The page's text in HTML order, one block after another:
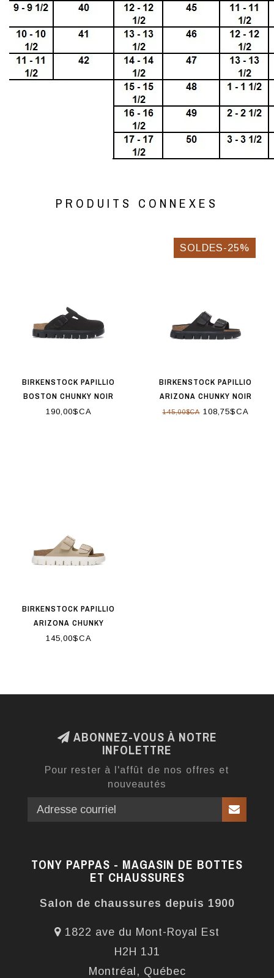
PRODUITS CONNEXES
BIRKENSTOCK PAPILLIO
BOSTON CHUNKY NOIR
190,00$CA
SOLDES-25%
BIRKENSTOCK PAPILLIO
ARIZONA CHUNKY NOIR
145,00$CA108,75$CA
BIRKENSTOCK PAPILLIO
ARIZONA CHUNKY
SANDCASTLE
145,00$CA
ABONNEZ-VOUS À NOTRE
INFOLETTRE
Pour rester à l'affût de nos offres et
nouveautés
TONY PAPPAS - MAGASIN DE BOTTES
ET CHAUSSURES
Salon de chaussures depuis 1900
1822 ave du Mont-Royal Est
H2H 1J1
Montréal, Québec